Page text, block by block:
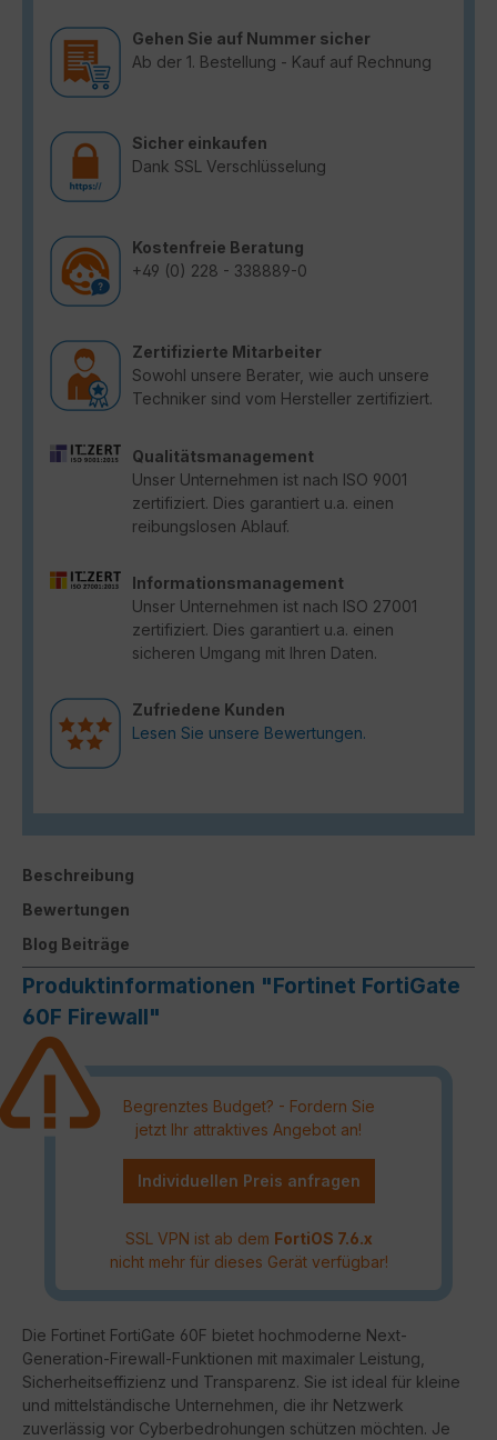
Gehen Sie auf Nummer sicher
Ab der 1. Bestellung - Kauf auf Rechnung
Sicher einkaufen
Dank SSL Verschlüsselung
Kostenfreie Beratung
+49 (0) 228 - 338889-0
Zertifizierte Mitarbeiter
Sowohl unsere Berater, wie auch unsere
Techniker sind vom Hersteller zertifiziert.
Qualitätsmanagement
Unser Unternehmen ist nach ISO 9001
zertifiziert. Dies garantiert u.a. einen
reibungslosen Ablauf.
Informationsmanagement
Unser Unternehmen ist nach ISO 27001
zertifiziert. Dies garantiert u.a. einen
sicheren Umgang mit Ihren Daten.
Zufriedene Kunden
Lesen Sie unsere Bewertungen.
Beschreibung
Bewertungen
Blog Beiträge
Produktinformationen "Fortinet FortiGate
60F Firewall"
Begrenztes Budget? - Fordern Sie
jetzt Ihr attraktives Angebot an!
Individuellen Preis anfragen
SSL VPN ist ab dem FortiOS 7.6.x
nicht mehr für dieses Gerät verfügbar!
Die Fortinet FortiGate 60F bietet hochmoderne Next-
Generation-Firewall-Funktionen mit maximaler Leistung,
Sicherheitseffizienz und Transparenz. Sie ist ideal für kleine
und mittelständische Unternehmen, die ihr Netzwerk
zuverlässig vor Cyberbedrohungen schützen möchten. Je